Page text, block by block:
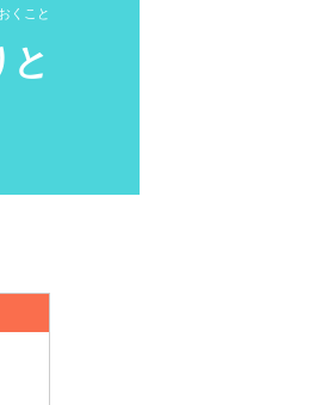
くこと